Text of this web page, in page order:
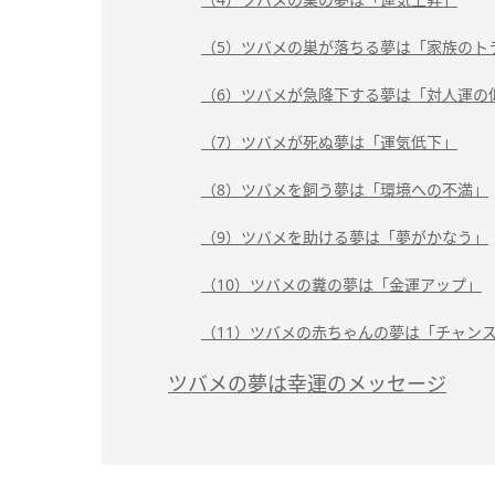
（5）ツバメの巣が落ちる夢は「家族のト
（6）ツバメが急降下する夢は「対人運の
（7）ツバメが死ぬ夢は「運気低下」
（8）ツバメを飼う夢は「環境への不満」
（9）ツバメを助ける夢は「夢がかなう」
（10）ツバメの糞の夢は「金運アップ」
（11）ツバメの赤ちゃんの夢は「チャン
ツバメの夢は幸運のメッセージ